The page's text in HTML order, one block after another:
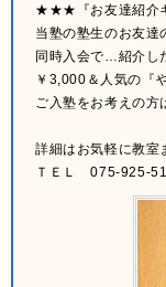
★★★『お友達紹介
当塾の塾生のお友達
同時入会で…紹介し
￥3,000＆人気の『
ご入塾をお考えの方
詳細はお気軽に教室
ＴＥＬ 075-925-